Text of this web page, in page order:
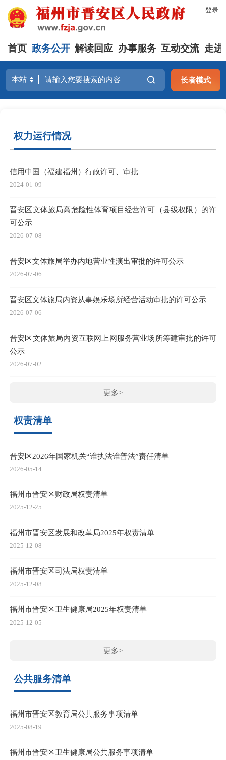
登录
首页 政务公开 解读回应 办事服务 互动交流 走进
长者模式
权力运行情况
信用中国（福建福州）行政许可、审批
2024-01-09
晋安区文体旅局高危险性体育项目经营许可（县级权限）的许
可公示
2026-07-08
晋安区文体旅局举办内地营业性演出审批的许可公示
2026-07-06
晋安区文体旅局内资从事娱乐场所经营活动审批的许可公示
2026-07-06
晋安区文体旅局内资互联网上网服务营业场所筹建审批的许可
公示
2026-07-02
更多>
权责清单
晋安区2026年国家机关“谁执法谁普法”责任清单
2026-05-14
福州市晋安区财政局权责清单
2025-12-25
福州市晋安区发展和改革局2025年权责清单
2025-12-08
福州市晋安区司法局权责清单
2025-12-08
福州市晋安区卫生健康局2025年权责清单
2025-12-05
更多>
公共服务清单
福州市晋安区教育局公共服务事项清单
2025-08-19
福州市晋安区卫生健康局公共服务事项清单